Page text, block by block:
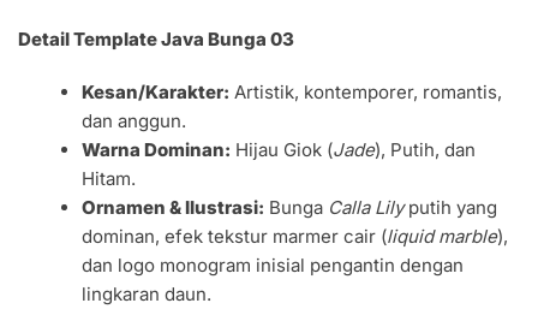
Detail Template Java Bunga 03
Kesan/Karakter: Artistik, kontemporer, romantis,
dan anggun.
Warna Dominan: Hijau Giok (Jade), Putih, dan
Hitam.
Ornamen & Ilustrasi: Bunga Calla Lilyputih yang
dominan, efek tekstur marmer cair (liquid marble),
dan logo monogram inisial pengantin dengan
lingkaran daun.